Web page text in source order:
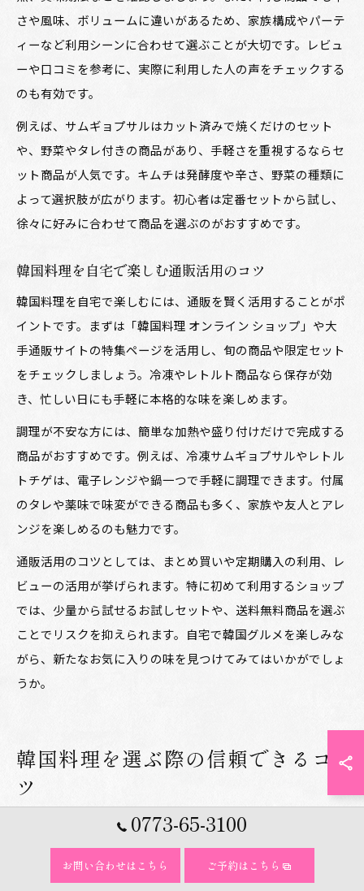
さや風味、ボリュームに違いがあるため、家族構成やパーテ
ィーなど利用シーンに合わせて選ぶことが大切です。レビュ
ーや口コミを参考に、実際に利用した人の声をチェックする
のも有効です。
例えば、サムギョプサルはカット済みで焼くだけのセット
や、野菜やタレ付きの商品があり、手軽さを重視するならセ
ット商品が人気です。キムチは発酵度や辛さ、野菜の種類に
よって選択肢が広がります。初心者は定番セットから試し、
徐々に好みに合わせて商品を選ぶのがおすすめです。
韓国料理を自宅で楽しむ通販活用のコツ
韓国料理を自宅で楽しむには、通販を賢く活用することがポ
イントです。まずは「韓国料理 オンライン ショップ」や大
手通販サイトの特集ページを活用し、旬の商品や限定セット
をチェックしましょう。冷凍やレトルト商品なら保存が効
き、忙しい日にも手軽に本格的な味を楽しめます。
調理が不安な方には、簡単な加熱や盛り付けだけで完成する
商品がおすすめです。例えば、冷凍サムギョプサルやレトル
トチゲは、電子レンジや鍋一つで手軽に調理できます。付属
のタレや薬味で味変ができる商品も多く、家族や友人とアレ
ンジを楽しめるのも魅力です。
通販活用のコツとしては、まとめ買いや定期購入の利用、レ
ビューの活用が挙げられます。特に初めて利用するショップ
では、少量から試せるお試しセットや、送料無料商品を選ぶ
ことでリスクを抑えられます。自宅で韓国グルメを楽しみな
がら、新たなお気に入りの味を見つけてみてはいかがでしょ
うか。
韓国料理を選ぶ際の信頼できるコ
ツ
韓国料理ショップを選ぶときの信頼度チェック法
韓国料理ショップを選ぶ際には、信頼できる店舗かどうかを
見極めることが重要です。その理由は、食材の安全性や本場
0773-65-3100
お問い合わせはこちら ご予約はこちら